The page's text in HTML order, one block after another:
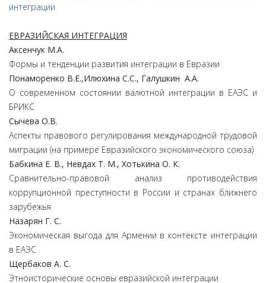
интеграции
ЕВРАЗИЙСКАЯ ИНТЕГРАЦИЯ
Аксенчук М.А.
Формы и тенденции развития интеграции в Евразии
Понаморенко В.Е.,Илюхина С.С., Галушкин А.А.
О современном состоянии валютной интеграции в ЕАЭС и
БРИКС
Сычева О.В.
Аспекты правового регулирования международной трудовой
миграции (на примере Евразийского экономического союза)
Бабкина Е. В., Невдах Т. М., Хотькина О. К.
Сравнительно-правовой анализ противодействия
коррупционной преступности в России и странах ближнего
зарубежья
Назарян Г. С.
Экономическая выгода для Армении в контексте интеграции
в ЕАЭС
Щербаков А. С.
Этноисторические основы евразийской интеграции